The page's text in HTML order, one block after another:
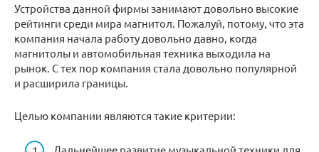
Устройства данной фирмы занимают довольно высокие
рейтинги среди мира магнитол. Пожалуй, потому, что эта
компания начала работу довольно давно, когда
магнитолы и автомобильная техника выходила на
рынок. С тех пор компания стала довольно популярной
и расширила границы.
Целью компании являются такие критерии: